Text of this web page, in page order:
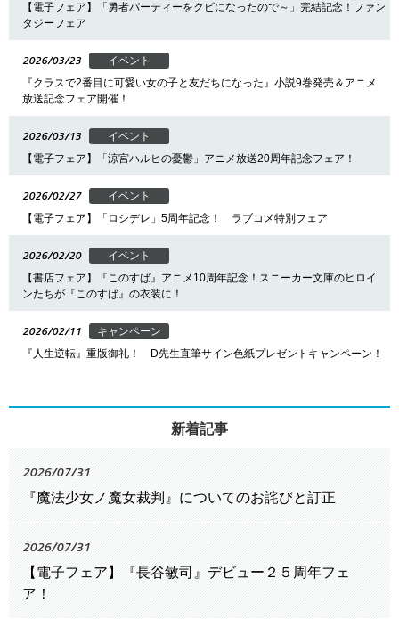
【電子フェア】「勇者パーティーをクビになったので～」完結記念！ファン
タジーフェア
2026/03/23
イベント
『クラスで2番目に可愛い女の子と友だちになった』小説9巻発売＆アニメ
放送記念フェア開催！
2026/03/13
イベント
【電子フェア】「涼宮ハルヒの憂鬱」アニメ放送20周年記念フェア！
2026/02/27
イベント
【電子フェア】「ロシデレ」5周年記念！ ラブコメ特別フェア
2026/02/20
イベント
【書店フェア】『このすば』アニメ10周年記念！スニーカー文庫のヒロイ
ンたちが『このすば』の衣装に！
2026/02/11
キャンペーン
『人生逆転』重版御礼！ D先生直筆サイン色紙プレゼントキャンペーン！
新着記事
2026/07/31
『魔法少女ノ魔女裁判』についてのお詫びと訂正
2026/07/31
【電子フェア】『長谷敏司』デビュー２５周年フェ
ア！